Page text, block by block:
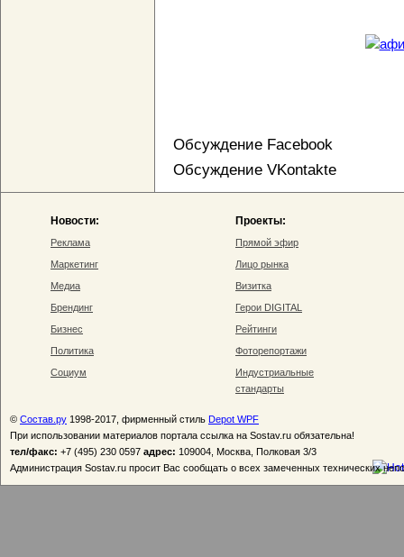
Обсуждение Facebook
Обсуждение VKontakte
Новости:
Реклама
Маркетинг
Медиа
Брендинг
Бизнес
Политика
Социум
Проекты:
Прямой эфир
Лицо рынка
Визитка
Герои DIGITAL
Рейтинги
Фоторепортажи
Индустриальные
стандарты
© Состав.ру 1998-2017, фирменный стиль Depot WPF
При использовании материалов портала ссылка на Sostav.ru обязательна!
тел/факс: +7 (495) 230 0597 адрес: 109004, Москва, Полковая 3/3
Администрация Sostav.ru просит Вас сообщать о всех замеченных технических